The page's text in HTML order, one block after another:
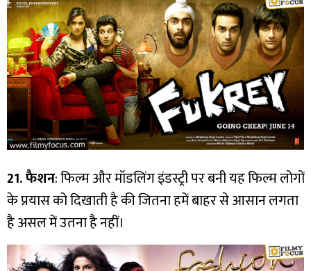
21. फैशन: फिल्म और मॉडलिंग इंडस्ट्री पर बनी यह फिल्म लोगों
के प्रयास को दिखाती है की जितना हमें बाहर से आसान लगता
है असल में उतना है नहीं।